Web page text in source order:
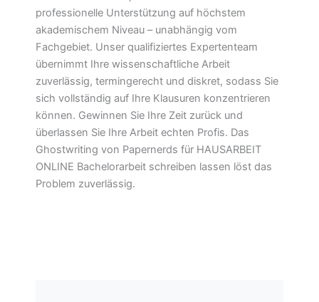
professionelle Unterstützung auf höchstem
akademischem Niveau – unabhängig vom
Fachgebiet. Unser qualifiziertes Expertenteam
übernimmt Ihre wissenschaftliche Arbeit
zuverlässig, termingerecht und diskret, sodass Sie
sich vollständig auf Ihre Klausuren konzentrieren
können. Gewinnen Sie Ihre Zeit zurück und
überlassen Sie Ihre Arbeit echten Profis. Das
Ghostwriting von Papernerds für HAUSARBEIT
ONLINE Bachelorarbeit schreiben lassen löst das
Problem zuverlässig.